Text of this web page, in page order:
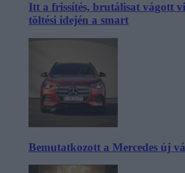
Itt a frissítés, brutálisat vágott
töltési idején a smart
Bemutatkozott a Mercedes új